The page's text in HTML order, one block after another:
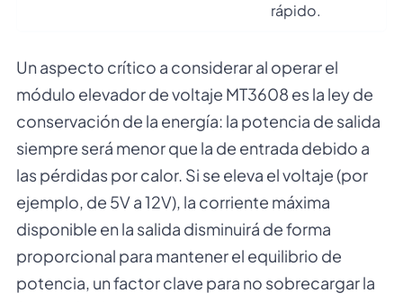
rápido.
Un aspecto crítico a considerar al operar el
módulo elevador de voltaje MT3608 es la ley de
conservación de la energía: la potencia de salida
siempre será menor que la de entrada debido a
las pérdidas por calor. Si se eleva el voltaje (por
ejemplo, de 5V a 12V), la corriente máxima
disponible en la salida disminuirá de forma
proporcional para mantener el equilibrio de
potencia, un factor clave para no sobrecargar la